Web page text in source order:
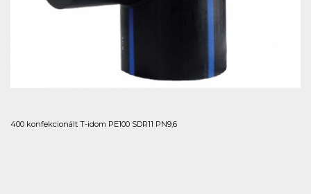
400 konfekcionált T-idom PE100 SDR11 PN9,6